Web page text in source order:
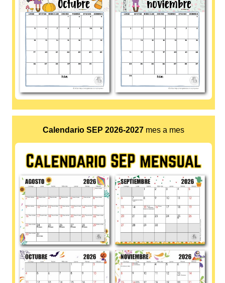
Calendario SEP 2026-2027mes a mes